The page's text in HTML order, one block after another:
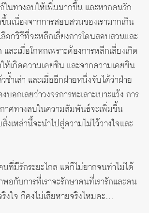
นทางลบให้เพิ่มมากขึ้น และหากคนรัก
นเนื่องจากการสอบสวนของเรามากเกิน
ลือกวิธีที่จะหลีกเลี่ยงการโดนสอบสวนและ
ละเมื่อโกหกเพราะต้องการหลีกเลี่ยงเกิด
ห้เกิดความเคยชิน และจากความเคยชิน
ซ้ำเล่า และเมื่ออีกฝ่ายหนึ่งจับได้ว่าฝ่าย
อกเลยว่าวงจรการทะเลาะเบาะแว้ง การ
าศทางลบในความสัมพันธ์จะเพิ่มขึ้น
เหล่านี้จะนำไปสู่ความไม่ไว้วางใจและ
นที่มีรักระยะไกล แต่ก็ไม่ยากจนทำไม่ได้
อกับการที่เราจะรักษาคนที่เรารักและคน
งใจ ก็คงไม่เสียหายจริงไหมคะ…